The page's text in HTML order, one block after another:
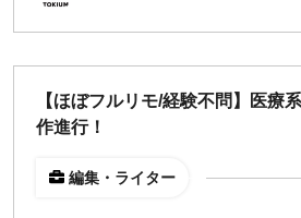
【ほぼフルリモ/経験不問】医療
作進行！
編集・ライター